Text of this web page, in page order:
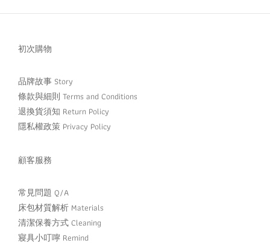
初次購物
品牌故事 Story
條款與細則 Terms and Conditions
退換貨須知 Return Policy
隱私權政策 Privacy Policy
顧客服務
常見問題 Q/A
床包材質解析 Materials
清潔保養方式 Cleaning
寢具小叮嚀 Remind